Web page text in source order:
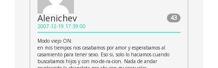
43
Alenichev
2007-12-19 17:39:00
Modo viejo ON:
en mis tiempos nos casabamos por amor y esperabamos al
casamiento para tener sexo. Eso si, solo lo haciamos cuando
buscabamos hijos y con mo-de-ra-cion. Nada de andar